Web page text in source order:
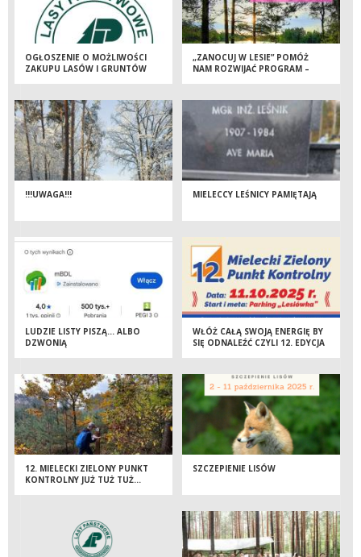
OGŁOSZENIE O MOŻLIWOŚCI
ZAKUPU LASÓW I GRUNTÓW
„ZANOCUJ W LESIE” POMÓŻ
NAM ROZWIJAĆ PROGRAM –
!!!UWAGA!!! MIELECCY LEŚNICY PAMIĘTAJĄ
LUDZIE LISTY PISZĄ… ALBO
DZWONIĄ
WŁÓŻ CAŁĄ SWOJĄ ENERGIĘ BY
SIĘ ODNALEŹĆ CZYLI 12. EDYCJA
12. MIELECKI ZIELONY PUNKT
KONTROLNY JUŻ TUŻ TUŻ…
SZCZEPIENIE LISÓW